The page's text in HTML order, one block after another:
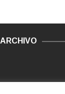
ARCHIVO